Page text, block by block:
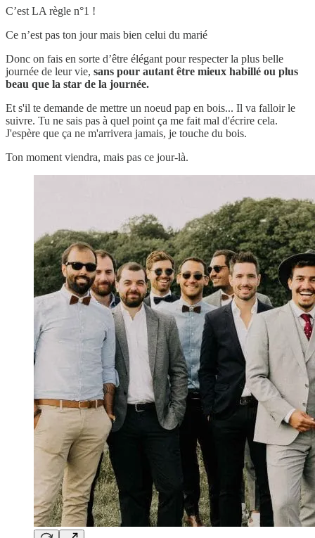
C’est LA règle n°1 !
Ce n’est pas ton jour mais bien celui du marié
Donc on fais en sorte d’être élégant pour respecter la plus belle
journée de leur vie, sans pour autant être mieux habillé ou plus
beau que la star de la journée.
Et s'il te demande de mettre un noeud pap en bois... Il va falloir le
suivre. Tu ne sais pas à quel point ça me fait mal d'écrire cela.
J'espère que ça ne m'arrivera jamais, je touche du bois.
Ton moment viendra, mais pas ce jour-là.